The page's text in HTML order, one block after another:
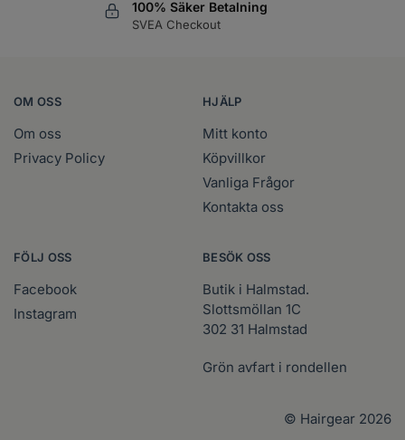
100% Säker Betalning
SVEA Checkout
OM OSS
Om oss
Privacy Policy
HJÄLP
Mitt konto
Köpvillkor
Vanliga Frågor
Kontakta oss
FÖLJ OSS
Facebook
Instagram
BESÖK OSS
Butik i Halmstad.
Slottsmöllan 1C
302 31 Halmstad
Grön avfart i rondellen
© Hairgear 2026